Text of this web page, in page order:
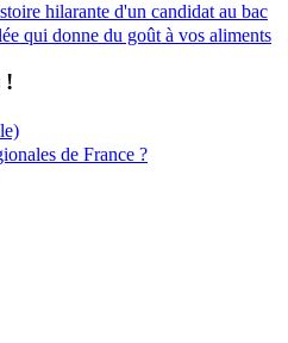
hilarante d'un candidat au bac
qui donne du goût à vos aliments
!
de France ?